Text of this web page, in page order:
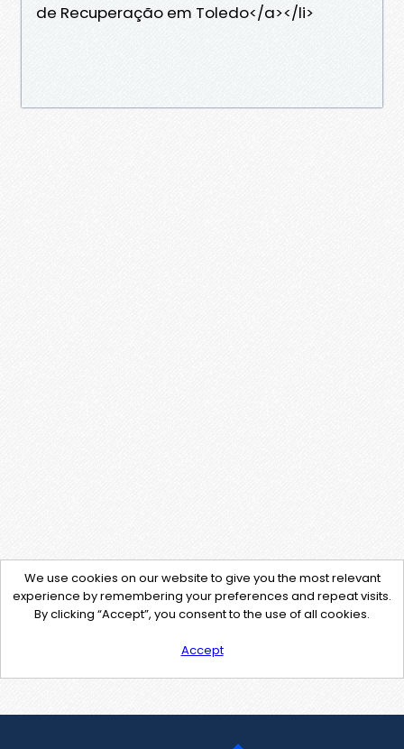
de Recuperação em Toledo</a></li>
We use cookies on our website to give you the most relevant
experience by remembering your preferences and repeat visits.
By clicking “Accept”, you consent to the use of all cookies.
Accept